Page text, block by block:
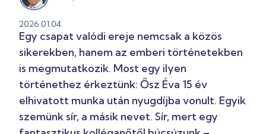
2026.01.04.
Egy csapat valódi ereje nemcsak a közös
sikerekben, hanem az emberi történetekben
is megmutatkozik. Most egy ilyen
történethez érkeztünk: Ősz Éva 15 év
elhivatott munka után nyugdíjba vonult. Egyik
szemünk sír, a másik nevet. Sír, mert egy